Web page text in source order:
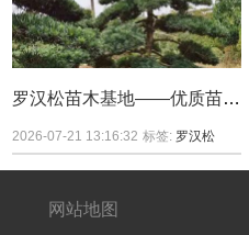
罗汉松苗木基地——优质苗木的培育与供应
2026-07-21 13:16:32 标签: 罗汉松
网站地图